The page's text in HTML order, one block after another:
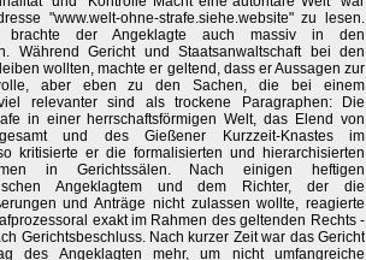
"www.welt-ohne-strafe.siehe.website" zu lesen.
brachte der Angeklagte auch massiv in den
Während Gericht und Staatsanwaltschaft bei den
wollten, machte er geltend, dass er Aussagen zur
aber eben zu den Sachen, die bei einem
relevanter sind als trockene Paragraphen: Die
in einer herrschaftsförmigen Welt, das Elend von
und des Gießener Kurzzeit-Knastes im
kritisierte er die formalisierten und hierarchisierten
in Gerichtssälen. Nach einigen heftigen
Angeklagtem und dem Richter, der die
und Anträge nicht zulassen wollte, reagierte
exakt im Rahmen des geltenden Rechts -
Gerichtsbeschluss. Nach kurzer Zeit war das Gericht
des Angeklagten mehr, um nicht umfangreiche